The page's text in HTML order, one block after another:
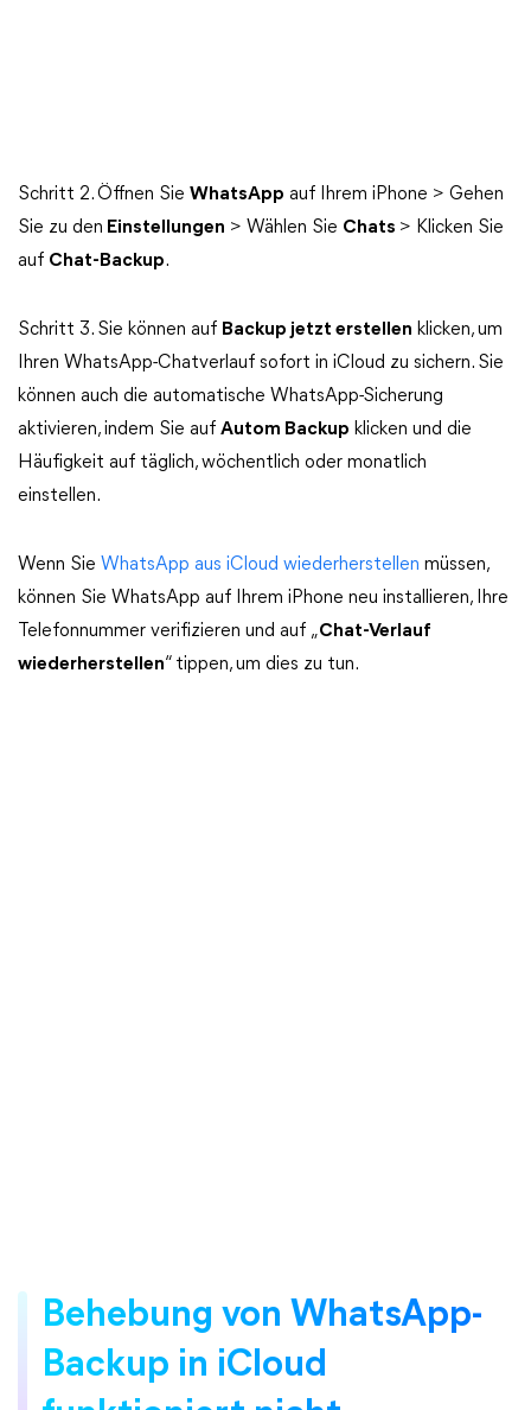
Schritt 2. Öffnen Sie WhatsApp auf Ihrem iPhone > Gehen
Sie zu den Einstellungen > Wählen Sie Chats > Klicken Sie
auf Chat-Backup.
Schritt 3. Sie können auf Backup jetzt erstellen klicken, um
Ihren WhatsApp-Chatverlauf sofort in iCloud zu sichern. Sie
können auch die automatische WhatsApp-Sicherung
aktivieren, indem Sie auf Autom Backup klicken und die
Häufigkeit auf täglich, wöchentlich oder monatlich
einstellen.
Wenn Sie WhatsApp aus iCloud wiederherstellen müssen,
können Sie WhatsApp auf Ihrem iPhone neu installieren, Ihre
Telefonnummer verifizieren und auf „Chat-Verlauf
wiederherstellen“ tippen, um dies zu tun.
Behebung von WhatsApp-
Backup in iCloud